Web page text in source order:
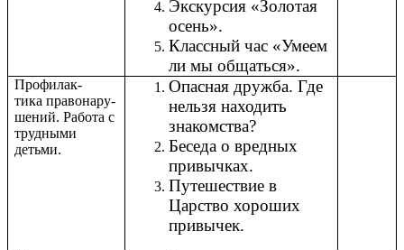
Экскурсия «Золотая
осень».
Классный час «Умеем
ли мы общаться».
Профилак-
тика правонару-
шений. Работа с
трудными
детьми.
Опасная дружба. Где
нельзя находить
знакомства?
Беседа о вредных
привычках.
Путешествие в
Царство хороших
привычек.